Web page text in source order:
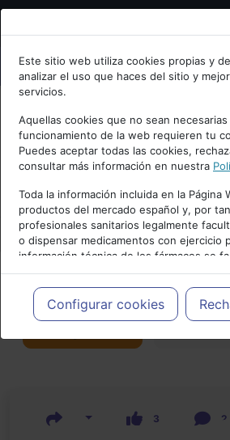
Bienvenid@ a
Escribe tu Email
Accede o regístrate con tu email.
Este sitio web utiliza cookies propias y
analizar el uso que haces del sitio y
servicios.
Aquellas cookies que no sean necesarias
funcionamiento de la web requieren tu
Puedes aceptar todas las cookies,
consultar más información en nuestra
Toda la información incluida en la Página
productos del mercado español y, por
profesionales sanitarios legalmente
o dispensar medicamentos con ejercicio
información técnica de los fármacos se
meramente informativo, siendo
profesionales facultados prescribir
cada caso concreto, el tratamiento más
necesidades del paciente.
Configurar cookies
Actualidad y Artículos|
3 2